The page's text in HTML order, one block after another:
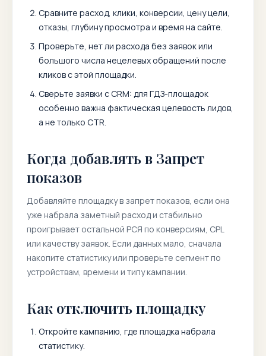
Сравните расход, клики, конверсии, цену цели,
отказы, глубину просмотра и время на сайте.
Проверьте, нет ли расхода без заявок или
большого числа нецелевых обращений после
кликов с этой площадки.
Сверьте заявки с CRM: для ГДЗ-площадок
особенно важна фактическая целевость лидов,
а не только CTR.
Когда добавлять в Запрет
показов
Добавляйте площадку в запрет показов, если она
уже набрала заметный расход и стабильно
проигрывает остальной РСЯ по конверсиям, CPL
или качеству заявок. Если данных мало, сначала
накопите статистику или проверьте сегмент по
устройствам, времени и типу кампании.
Как отключить площадку
Откройте кампанию, где площадка набрала
статистику.